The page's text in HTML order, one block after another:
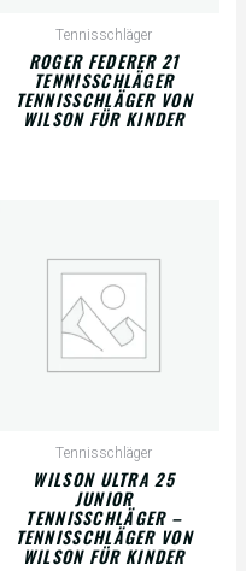
Tennisschläger
ROGER FEDERER 21
TENNISSCHLÄGER
TENNISSCHLÄGER VON
WILSON FÜR KINDER
Tennisschläger
WILSON ULTRA 25
JUNIOR
TENNISSCHLÄGER –
TENNISSCHLÄGER VON
WILSON FÜR KINDER